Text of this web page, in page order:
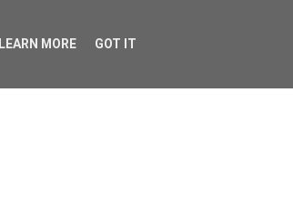
LEARN MORE GOT IT